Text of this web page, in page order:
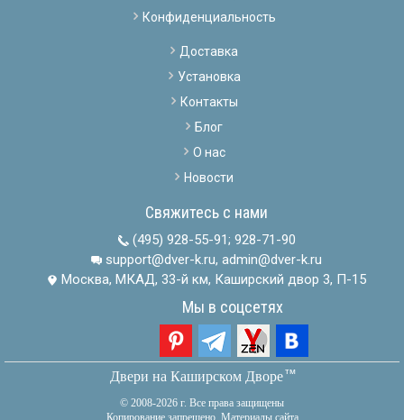
Конфиденциальность
Доставка
Установка
Контакты
Блог
О нас
Новости
Свяжитесь с нами
(495) 928-55-91; 928-71-90
support@dver-k.ru, admin@dver-k.ru
Москва, МКАД, 33-й км, Каширский двор 3, П-15
Мы в соцсетях
Двери на Каширском Дворетм
© 2008-2026 г. Все права защищены
Копирование запрещено. Материалы сайта